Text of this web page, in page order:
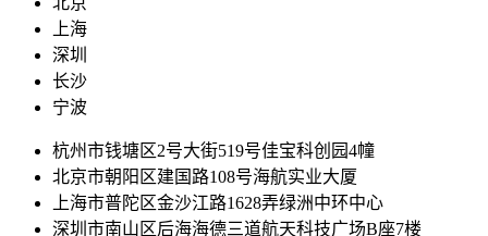
上海
深圳
长沙
宁波
杭州市钱塘区2号大街519号佳宝科创园4幢
北京市朝阳区建国路108号海航实业大厦
上海市普陀区金沙江路1628弄绿洲中环中心
深圳市南山区后海海德三道航天科技广场B座7楼